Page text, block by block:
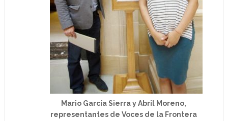
Mario García Sierra y Abril Moreno,
representantes de Voces de la Frontera